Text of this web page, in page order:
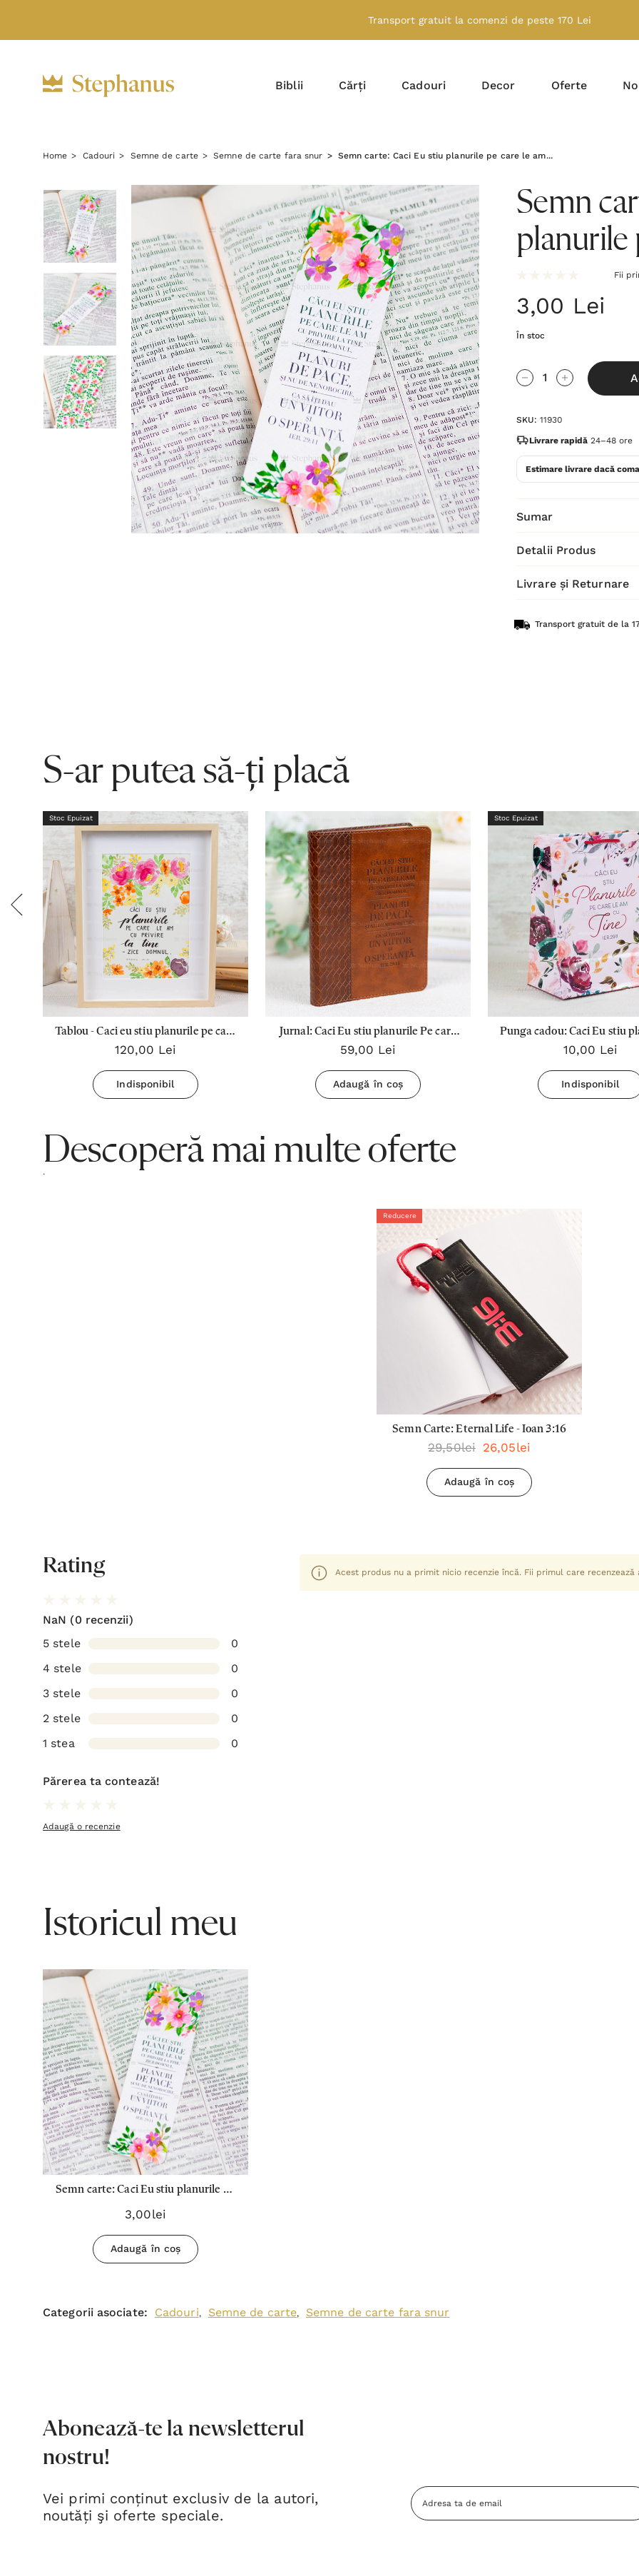
Transport gratuit la comenzi de peste 170 Lei
Biblii Cărți Cadouri Decor Oferte
Home Cadouri Semne de carte Semne de carte fara snur Semn carte: Caci Eu stiu planurile pe care le am...
Semn
planurile
Fii
3,00 Lei
În stoc
Grăbește-
te!
curent
este:
Cantitate scăzută:
Cantitate
SKU: 11930
Livrare rapidă 24–48 ore
Estimare livrare dacă
Sumar
Detalii Produs
Livrare și Returnare
Transport gratuit de la
S-ar putea să-ți placă
Stoc Epuizat
Tablou - Caci eu stiu planurile pe care
le am... (Mesteacan 30x40cm)
120,00 Lei
Indisponibil
Jurnal: Caci Eu stiu planurile Pe care
le am cu privire la tine (Maro)
59,00 Lei
Adaugă în coș
Stoc Epuizat
Punga cadou: Caci Eu stiu
10,00 Lei
Indisponibil
Descoperă mai multe oferte
.
Reducere
Semn Carte: Eternal Life - Ioan 3:16
29,50lei 26,05lei
Adaugă în coș
Rating
NaN (0 recenzii)
5 stele
0
4 stele
0
3 stele
0
2 stele
0
1 stea
0
Părerea ta contează!
Adaugă o recenzie
Acest produs nu a primit nicio recenzie încă. Fii primul care recenzează
Istoricul meu
Semn carte: Caci Eu stiu planurile pe
care le am...
3,00lei
Adaugă în coș
Categorii asociate: Cadouri, Semne de carte, Semne de carte fara snur
Abonează-te la newsletterul
nostru!
Vei primi conținut exclusiv de la autori,
noutăți şi oferte speciale.
Adresa
Email